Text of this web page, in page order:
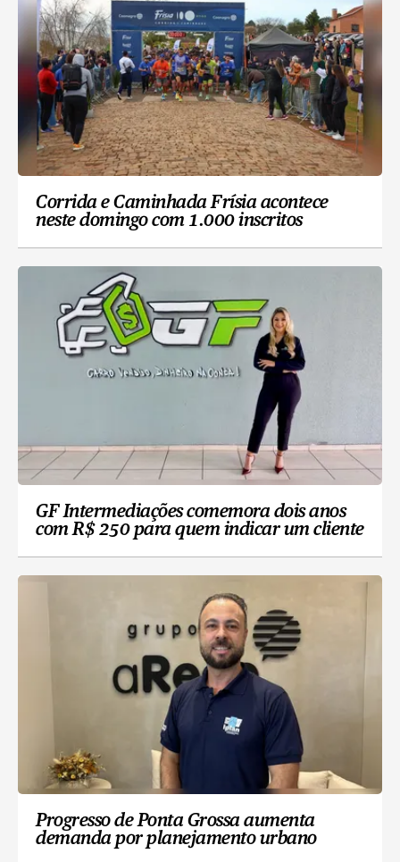
Corrida e Caminhada Frísia acontece
neste domingo com 1.000 inscritos
GF Intermediações comemora dois anos
com R$ 250 para quem indicar um cliente
Progresso de Ponta Grossa aumenta
demanda por planejamento urbano